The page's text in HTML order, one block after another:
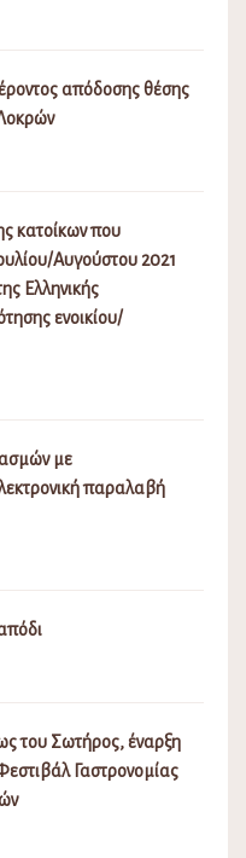
απόδοσης θέσης
κατοίκων που
Αυγούστου 2021
Ελληνικής
ενοικίου/
με
παραλαβή
του Σωτήρος, έναρξη
Γαστρονομίας